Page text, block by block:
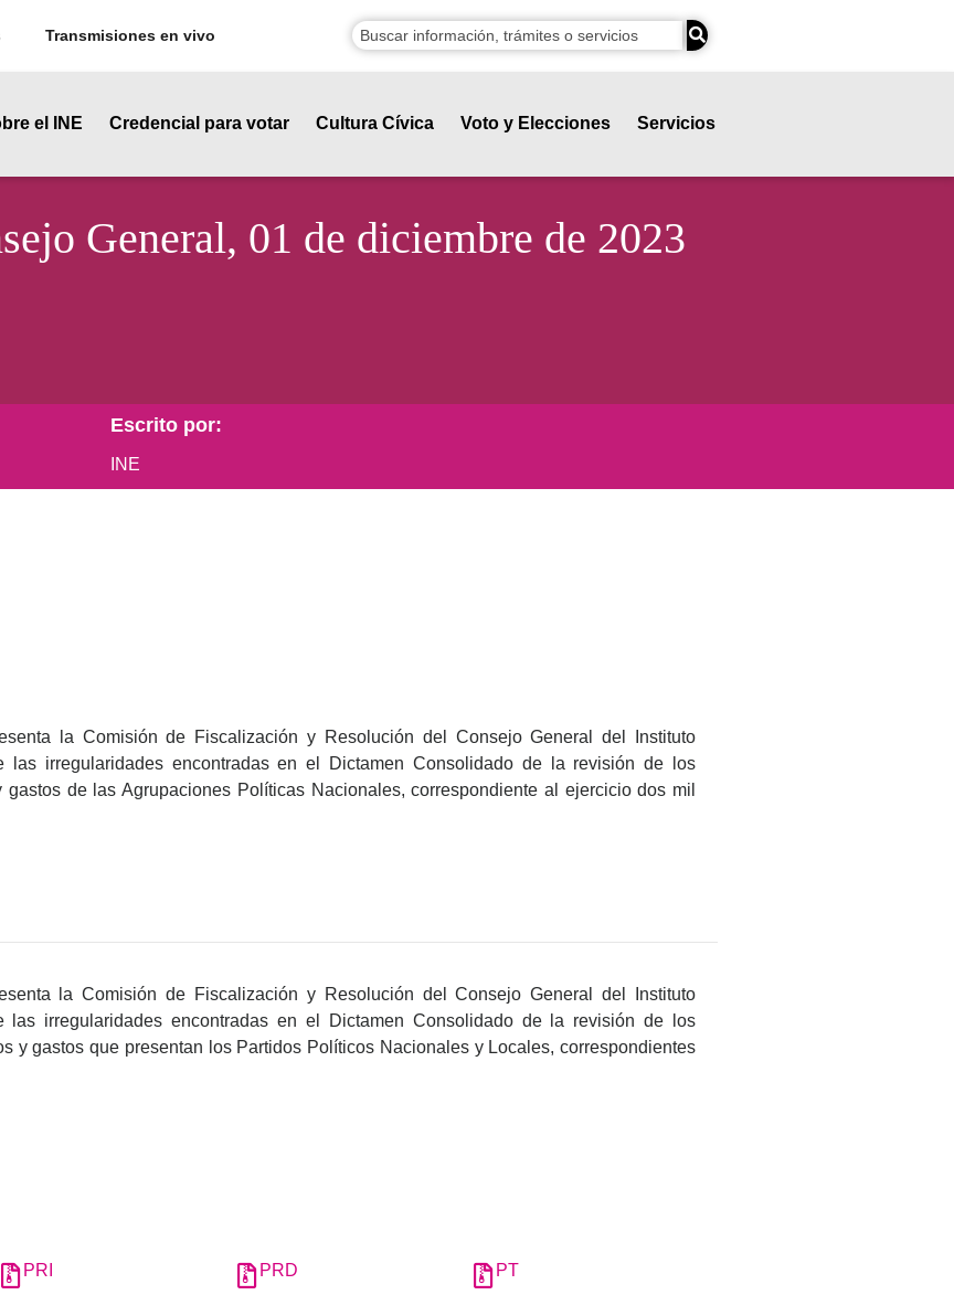
Transmisiones en vivo
el INE Credencial para votar Cultura Cívica Voto y Elecciones Servicios
General, 01 de diciembre de 2023
Escrito por:
INE
la Comisión de Fiscalización y Resolución del Consejo General del Instituto
las irregularidades encontradas en el Dictamen Consolidado de la revisión de los
de las Agrupaciones Políticas Nacionales, correspondiente al ejercicio dos mil
la Comisión de Fiscalización y Resolución del Consejo General del Instituto
las irregularidades encontradas en el Dictamen Consolidado de la revisión de los
y gastos que presentan los Partidos Políticos Nacionales y Locales, correspondientes
PRI
PRD
PT